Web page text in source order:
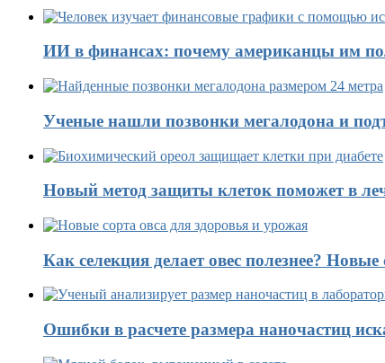
ИИ в финансах: почему американцы им
Ученые нашли позвонки мегалодона и
Новый метод защиты клеток поможет в
Как селекция делает овес полезнее?
Ошибки в расчете размера наночастиц